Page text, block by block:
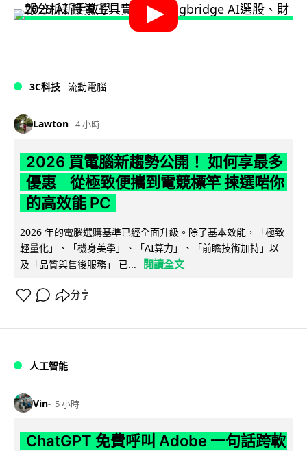
3C科技 流動電腦
Lawton 4 小時
2026 買電腦新趨勢公開！ 如何享最多
優惠 從極致便攜到電競標竿 揀選啱你
的高效能 PC
2026 年的電腦選購基準已經全面升級。除了基本效能，「極致
輕量化」、「機身美學」、「AI算力」、「前瞻技術加持」以
及「品質與售後服務」 已...
閱讀全文
分享
人工智能
Vin 5 小時
ChatGPT 免費呼叫 Adobe 一句話跨軟